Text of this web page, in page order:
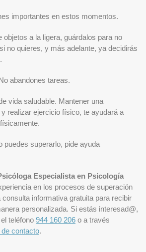
importantes en estos momentos.
objetos a la ligera, guárdalos para no
no quieres, y más adelante, ya decidirás
abandones tareas.
vida saludable. Mantener una
realizar ejercicio físico, te ayudará a
puedes superarlo, pide ayuda
Especialista en Psicología
en los procesos de superación
informativa gratuita para recibir
personalizada. Si estás interesad@,
teléfono 944 160 206 o a través
contacto.